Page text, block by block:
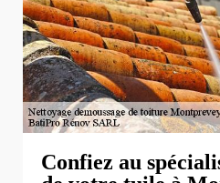
Confiez au